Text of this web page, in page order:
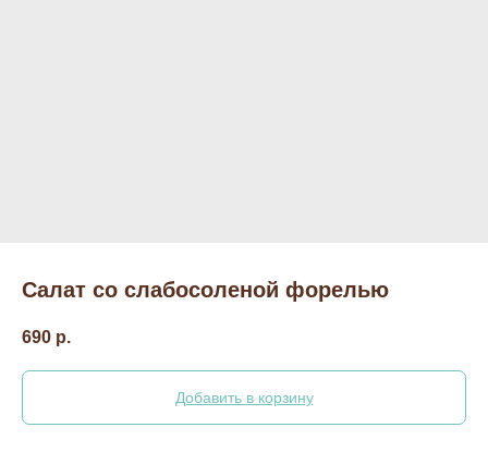
Салат со слабосоленой форелью
690 р.
Добавить в корзину